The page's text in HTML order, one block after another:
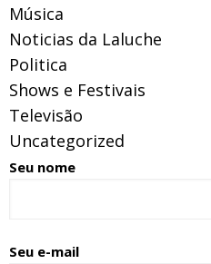
Música
Noticias da Laluche
Politica
Shows e Festivais
Televisão
Uncategorized
Seu nome
Seu e-mail